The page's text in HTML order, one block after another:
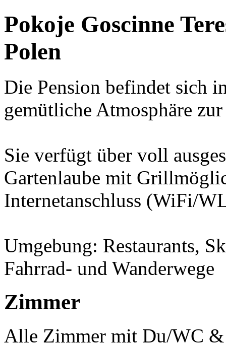
Pokoje Goscinne
Polen
Die Pension befindet sich
gemütliche Atmosphäre
Sie verfügt über voll
Gartenlaube mit
Internetanschluss (WiFi/
Umgebung: Restaurants,
Fahrrad- und Wanderwege
Zimmer
Alle Zimmer mit Du/WC